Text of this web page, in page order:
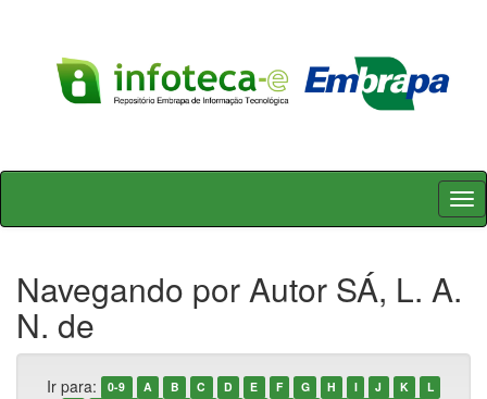
Skip
Navegando por Autor SÁ, L. A.
N. de
Ir para: 0-9 A B C D E F G H I J K
L